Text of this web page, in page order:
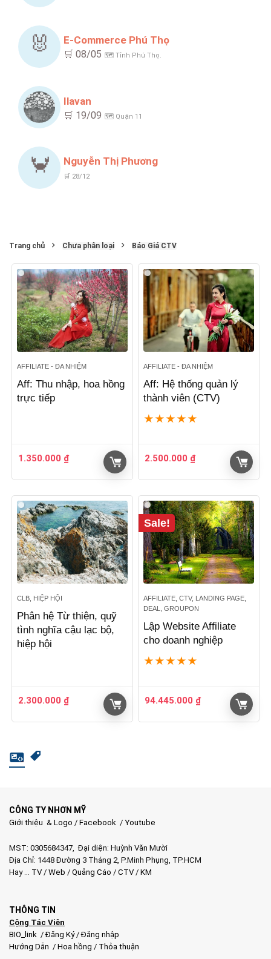
🐰 E-Commerce Phú Thọ
🛒 08/05 🗺️ Tỉnh Phú Thọ.
Ilavan
🛒 19/09 🗺️ Quận 11
🦀 Nguyễn Thị Phương
🛒 28/12
Trang chủ Chưa phân loại Báo Giá CTV
AFFILIATE - ĐA NHIỆM
Aff: Thu nhập, hoa hồng
trực tiếp
1.350.000 ₫
AFFILIATE - ĐA NHIỆM
Aff: Hệ thống quản lý
thành viên (CTV)
★ ★ ★ ★ ★
2.500.000 ₫
CLB, HIỆP HỘI
Phân hệ Từ thiện, quỹ
tình nghĩa cậu lạc bộ,
hiệp hội
2.300.000 ₫
Sale!
AFFILIATE, CTV, LANDING PAGE,
DEAL, GROUPON
Lập Website Affiliate
cho doanh nghiệp
★ ★ ★ ★ ★
94.445.000 ₫
CÔNG TY NHƠN MỸ
Giới thiệu & Logo / Facebook / Youtube
MST: 0305684347, Đại diện: Huỳnh Văn Mười
Địa Chỉ: 1448 Đường 3 Tháng 2, P.Minh Phụng, TP.HCM
Hay … TV/ Web / Quảng Cáo / CTV/ KM
THÔNG TIN
Cộng Tác Viên
BIO_link /Đăng Ký/Đăng nhập
Hướng Dẫn / Hoa hồng / Thỏa thuận